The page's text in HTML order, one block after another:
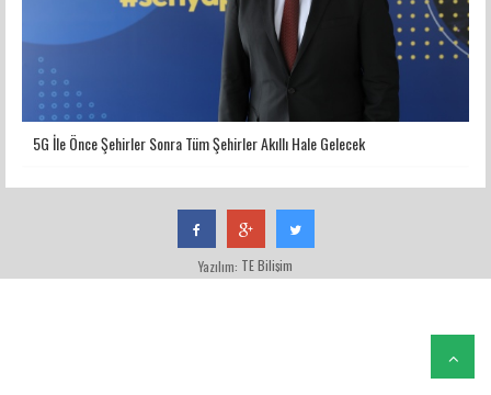
5G İle Önce Şehirler Sonra Tüm Şehirler Akıllı Hale Gelecek
Yazılım: TE Bilişim